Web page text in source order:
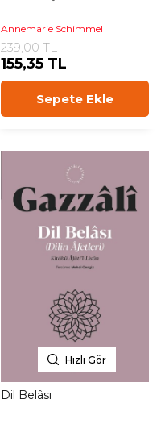
Annemarie Schimmel
239,00 TL
155,35 TL
Sepete Ekle
Hızlı Gör
Dil Belâsı